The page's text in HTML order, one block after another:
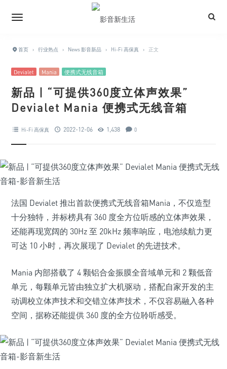
首页 › 行业热点 › News 影音新品 › Hi-Fi 高保真 › 正文
Devialet Mania 便携式无线音箱
新品 | “可提供360度立体声效果”
Devialet Mania 便携式无线音箱
Hi-Fi 高保真 2022-12-06 1,438 0
法国 Devialet 推出首款便携式无线音箱Mania，不仅造型
十分独特，并标榜具有 360 度全方位听感的立体声效果，
还能再现宽阔的 30Hz 至 20kHz 频率响应，电池续航力更
可达 10 小时，再次展现了 Devialet 的先进技术。
Mania 内部搭载了 4 颗铝合金振膜全音域单元和 2 颗低音
单元，每颗单元皆由独立扩大机驱动，搭配自家开发的主
动调校立体声技术和交错立体声技术，不仅容易融入各种
空间，据称还能提供 360 度的全方位聆听感受。